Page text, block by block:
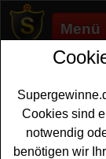
Menü
Supergewinne.de
Anzeige:
Anzeige:
Cookies sind
notwendig
benötigen wir